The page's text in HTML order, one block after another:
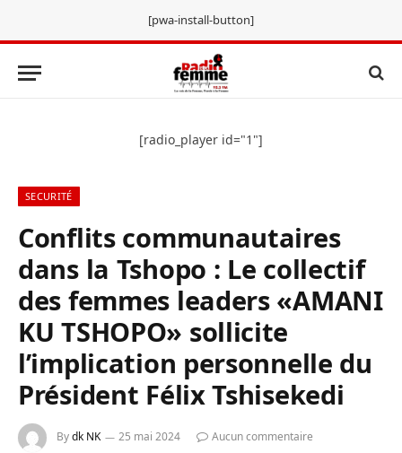
[pwa-install-button]
[radio_player id="1"]
SECURITÉ
Conflits communautaires
dans la Tshopo : Le collectif
des femmes leaders «AMANI
KU TSHOPO» sollicite
l’implication personnelle du
Président Félix Tshisekedi
Bydk NK 25 mai 2024
Aucun commentaire